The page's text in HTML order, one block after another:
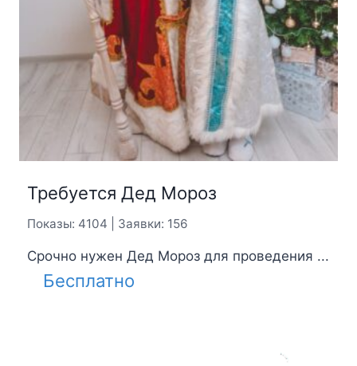
Требуется Дед Мороз
Показы: 4104 | Заявки: 156
Срочно нужен Дед Мороз для проведения ...
Бесплатно